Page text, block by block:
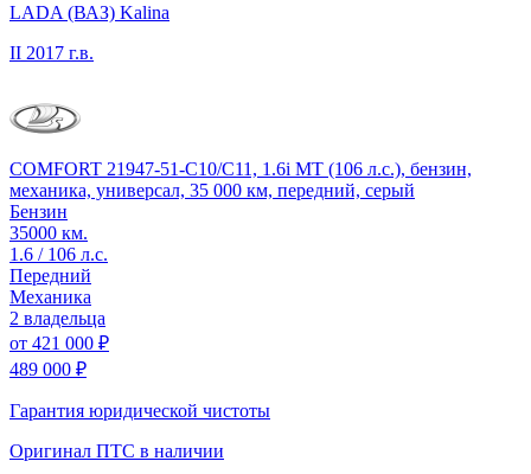
LADA (ВАЗ) Kalina
II 2017 г.в.
COMFORT 21947-51-C10/C11, 1.6i MT (106 л.с.), бензин,
механика, универсал, 35 000 км, передний, серый
Бензин
35000 км.
1.6 / 106 л.с.
Передний
Механика
2 владельца
от 421 000 ₽
489 000 ₽
Гарантия юридической чистоты
Оригинал ПТС в наличии